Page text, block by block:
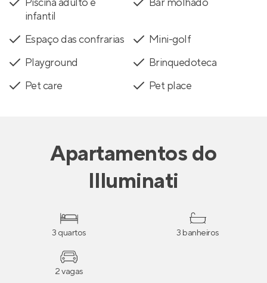
infantil
Espaço das confrarias
Mini-golf
Playground
Brinquedoteca
Pet care
Pet place
Apartamentosdo
Illuminati
3 quartos 3 banheiros
2 vagas